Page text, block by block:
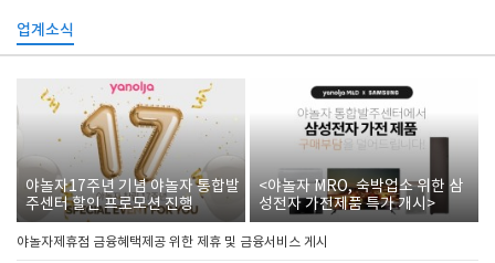
업계소식
야놀자17주년 기념 야놀자 통합발
주센터 할인 프로모션 진행
<야놀자 MRO, 숙박업소 위한 삼
성전자 가전제품 특가 개시>
야놀자제휴점 금융혜택제공 위한 제휴 및 금융서비스 게시